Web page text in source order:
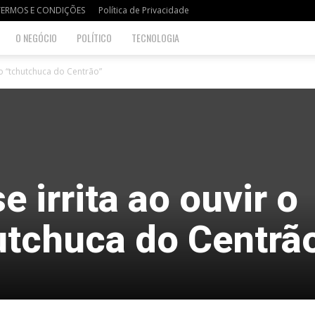
E CONDIÇÕES Política de Privacidade
O NEGÓCIO POLÍTICO TECNOLOGIA
do Centrão”
irrita ao ouvir o
do